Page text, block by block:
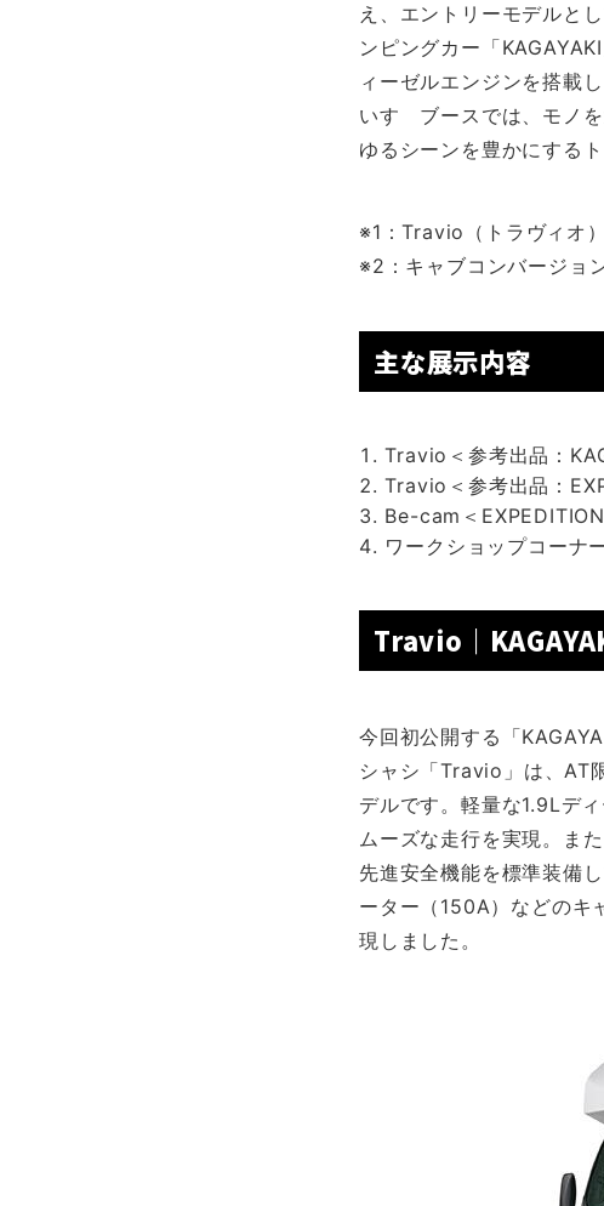
え、エントリーモデルと
ンピングカー「
ィーゼルエンジンを搭載
いすゞブースでは、モノ
ゆるシーンを豊かにする
※1：Travio（トラヴィオ
※2：キャブコンバージョ
主な展示内容
Travio＜参考出品：
Travio＜参考出品：
Be-cam＜
ワークショップコーナ
Travio｜
今回初公開する「
シャシ「Travio」は、AT
デルです。軽量な1.9Lデ
ムーズな走行を実現。ま
先進安全機能を標準装備
ーター（150A）などのキ
現しました。